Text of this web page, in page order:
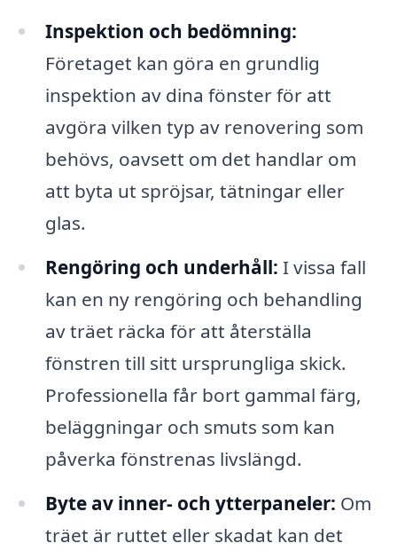
Inspektion och bedömning:
Företaget kan göra en grundlig
inspektion av dina fönster för att
avgöra vilken typ av renovering som
behövs, oavsett om det handlar om
att byta ut spröjsar, tätningar eller
glas.
Rengöring och underhåll: I vissa fall
kan en ny rengöring och behandling
av träet räcka för att återställa
fönstren till sitt ursprungliga skick.
Professionella får bort gammal färg,
beläggningar och smuts som kan
påverka fönstrenas livslängd.
Byte av inner- och ytterpaneler: Om
träet är ruttet eller skadat kan det